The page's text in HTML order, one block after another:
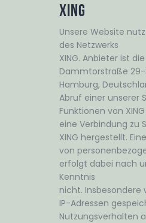
XING
Unsere Website
des Netzwerks
XING. Anbieter ist die
Dammtorstraße 29-
Hamburg,
Abruf einer unserer
Funktionen von
eine Verbindung zu
XING hergestellt.
von
erfolgt dabei nach
Kenntnis
nicht. Insbesondere
IP-Adressen
Nutzungsverhalten